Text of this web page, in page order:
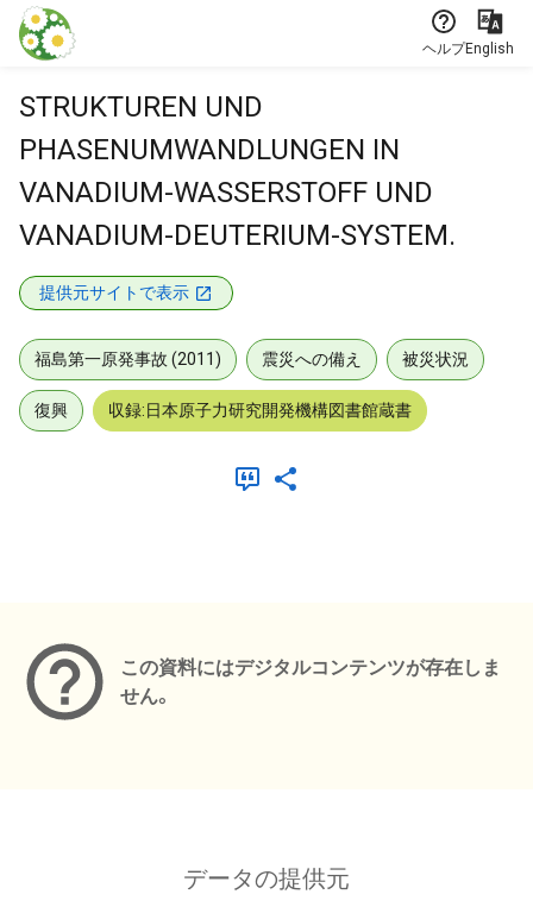
本文に飛ぶ
ヘルプEnglish
STRUKTUREN UND
PHASENUMWANDLUNGEN IN
VANADIUM-WASSERSTOFF UND
VANADIUM-DEUTERIUM-SYSTEM.
提供元サイトで表示
福島第一原発事故 (2011) 震災への備え 被災状況
復興 収録:日本原子力研究開発機構図書館蔵書
この資料にはデジタルコンテンツが存在しま
せん。
データの提供元